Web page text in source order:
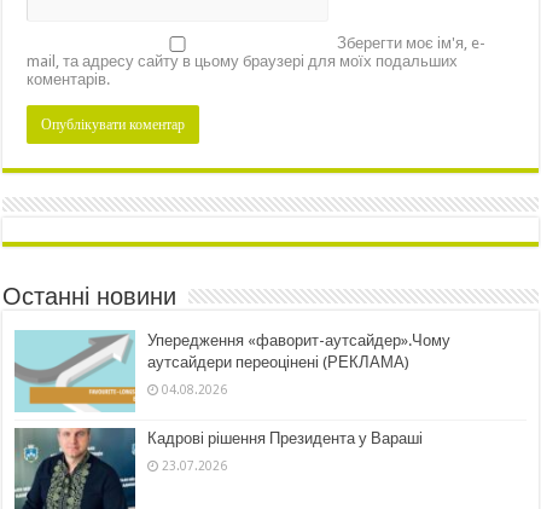
Зберегти моє ім'я, e-
mail, та адресу сайту в цьому браузері для моїх подальших
коментарів.
Останні новини
Упередження «фаворит-аутсайдер».Чому
аутсайдери переоцінені (РЕКЛАМА)
04.08.2026
Кадрові рішення Президента у Вараші
23.07.2026